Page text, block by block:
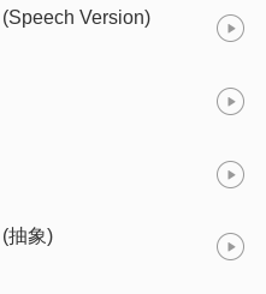
Version)
抽象)